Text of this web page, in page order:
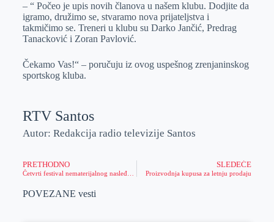
– “ Počeo je upis novih članova u našem klubu. Dodjite da
igramo, družimo se, stvaramo nova prijateljstva i
takmičimo se. Treneri u klubu su Darko Jančić, Predrag
Tanacković i Zoran Pavlović.
Čekamo Vas!“ – poručuju iz ovog uspešnog zrenjaninskog
sportskog kluba.
RTV Santos
Autor: Redakcija radio televizije Santos
PRETHODNO
Četvrti festival nematerijalnog nasleđa „Banatski dani teku“
SLEDEĆE
Proizvodnja kupusa za letnju prodaju
POVEZANE vesti